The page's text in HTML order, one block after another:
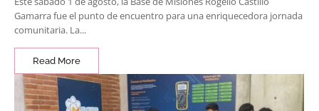
Gamarra fue el punto de encuentro para una enriquecedora jornada
comunitaria. La...
Read More